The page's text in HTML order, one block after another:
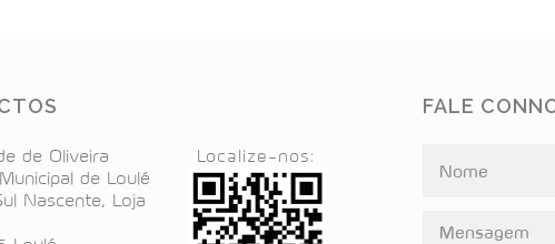
de Oliveira
de Loulé
Nascente, Loja
Localize-nos:
FALE